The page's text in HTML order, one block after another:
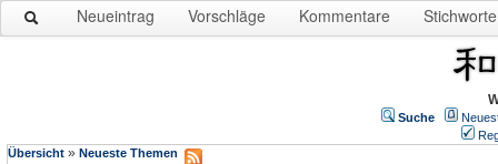
Neueintrag Vorschläge Kommentare Stichworte
Suche
Übersicht » Neueste Themen